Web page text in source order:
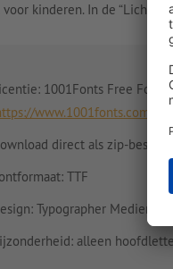
kinderen. In de “Licht”-
1001Fonts Free For
www.1001fonts.com/
direct als zip-bestand
TTF
Typographer
alleen